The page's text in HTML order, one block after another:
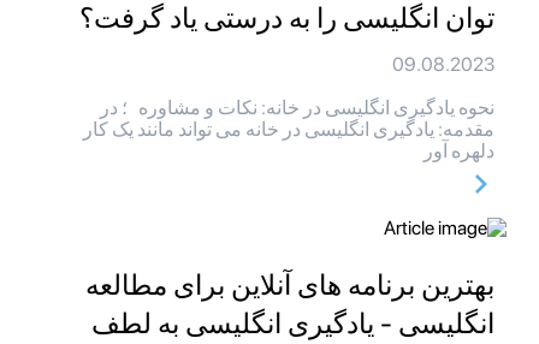
توان انگلیسی را به درستی یاد گرفت؟
09.08.2023
نحوه یادگیری انگلیسی در خانه: نکات و مشاوره ؛ در
مقدمه: یادگیری انگلیسی در خانه می تواند مانند یک کار
دلهره آور
بهترین برنامه های آنلاین برای مطالعه
انگلیسی - یادگیری انگلیسی به لطف